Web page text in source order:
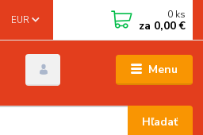
Menu
EUR
Hľadať
0 ks
za 0,00 €